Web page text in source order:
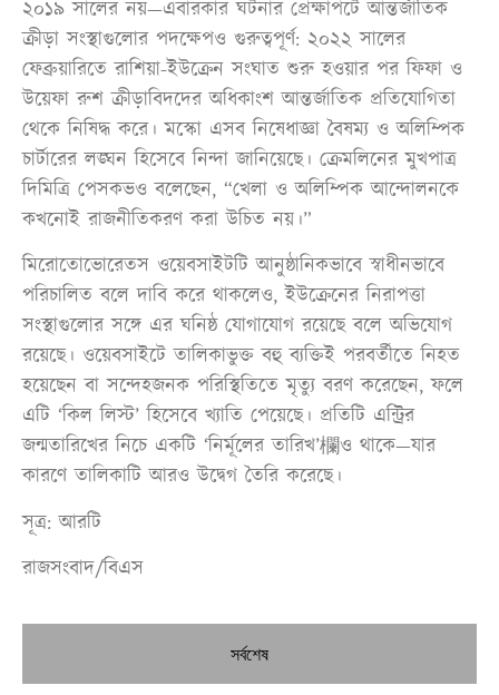
২০১৯ সালের নয়—এবারকার ঘটনার প্রেক্ষাপটে আন্তর্জাতিক
ক্রীড়া সংস্থাগুলোর পদক্ষেপও গুরুত্বপূর্ণ: ২০২২ সালের
ফেব্রুয়ারিতে রাশিয়া-ইউক্রেন সংঘাত শুরু হওয়ার পর ফিফা ও
উয়েফা রুশ ক্রীড়াবিদদের অধিকাংশ আন্তর্জাতিক প্রতিযোগিতা
থেকে নিষিদ্ধ করে। মস্কো এসব নিষেধাজ্ঞা বৈষম্য ও অলিম্পিক
চার্টারের লঙ্ঘন হিসেবে নিন্দা জানিয়েছে। ক্রেমলিনের মুখপাত্র
দিমিত্রি পেসকভও বলেছেন, “খেলা ও অলিম্পিক আন্দোলনকে
কখনোই রাজনীতিকরণ করা উচিত নয়।”
মিরোতোভোরেতস ওয়েবসাইটটি আনুষ্ঠানিকভাবে স্বাধীনভাবে
পরিচালিত বলে দাবি করে থাকলেও, ইউক্রেনের নিরাপত্তা
সংস্থাগুলোর সঙ্গে এর ঘনিষ্ঠ যোগাযোগ রয়েছে বলে অভিযোগ
রয়েছে। ওয়েবসাইটে তালিকাভুক্ত বহু ব্যক্তিই পরবর্তীতে নিহত
হয়েছেন বা সন্দেহজনক পরিস্থিতিতে মৃত্যু বরণ করেছেন, ফলে
এটি ‘কিল লিস্ট’ হিসেবে খ্যাতি পেয়েছে। প্রতিটি এন্ট্রির
জন্মতারিখের নিচে একটি ‘নির্মূলের তারিখ’欄ও থাকে—যার
কারণে তালিকাটি আরও উদ্বেগ তৈরি করেছে।
সূত্র: আরটি
রাজসংবাদ/বিএস
সর্বশেষ